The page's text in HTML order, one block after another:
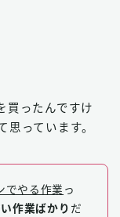
買ったんですけ
思っています。
でやる作業 っ
作業ばかり だ